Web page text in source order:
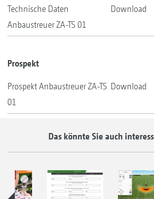
Technische Daten
Anbaustreuer ZA-TS 01
Download
Prospekt
Prospekt Anbaustreuer ZA-TS
01
Download
Das könnte Sie auch